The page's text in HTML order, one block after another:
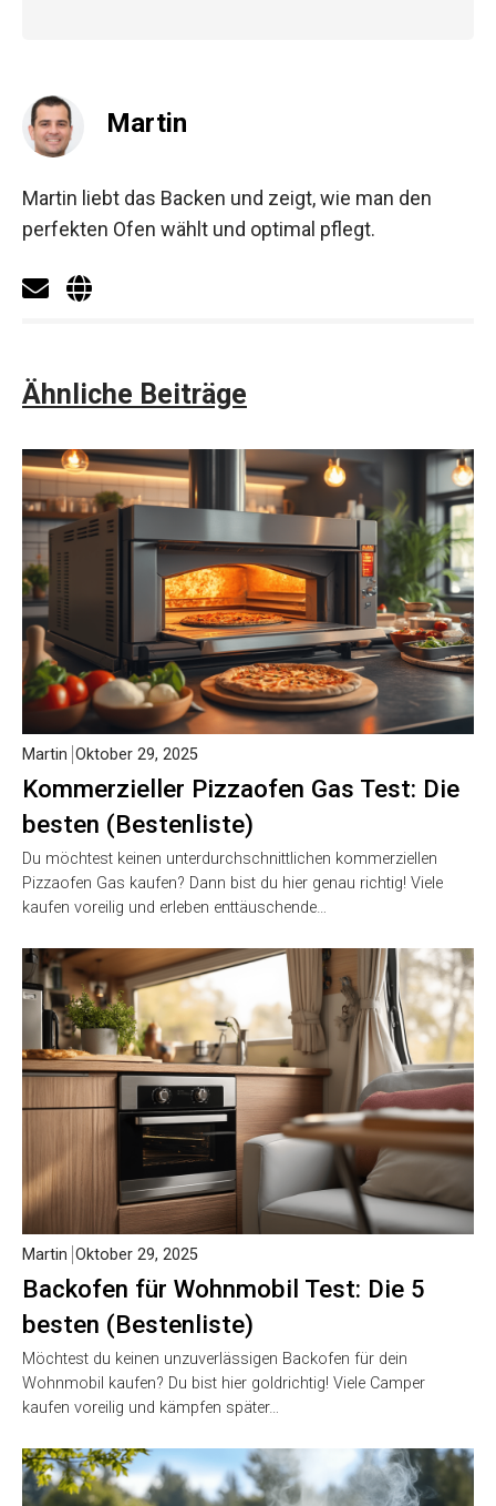
Martin
Martin liebt das Backen und zeigt, wie man den
perfekten Ofen wählt und optimal pflegt.
Ähnliche Beiträge
Kommerzieller Pizzaofen Gas Test: Die
besten (Bestenliste)
Martin Oktober 29, 2025
Du möchtest keinen unterdurchschnittlichen kommerziellen
Pizzaofen Gas kaufen? Dann bist du hier genau richtig! Viele
kaufen voreilig und erleben enttäuschende…
Backofen für Wohnmobil Test: Die 5
besten (Bestenliste)
Martin Oktober 29, 2025
Möchtest du keinen unzuverlässigen Backofen für dein
Wohnmobil kaufen? Du bist hier goldrichtig! Viele Camper
kaufen voreilig und kämpfen später…